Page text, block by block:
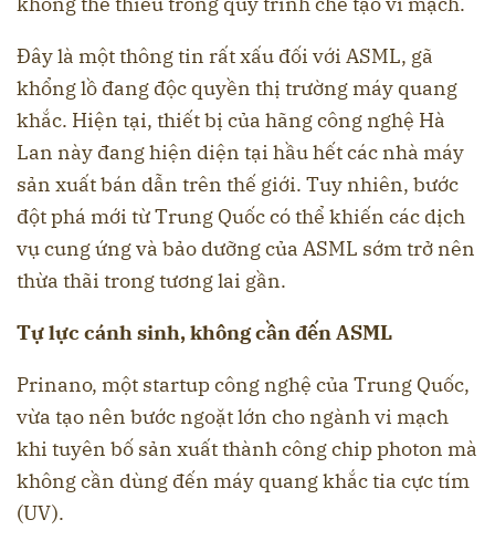
Đây là một thông tin rất xấu đối với ASML, gã
khổng lồ đang độc quyền thị trường máy quang
khắc. Hiện tại, thiết bị của hãng công nghệ Hà
Lan này đang hiện diện tại hầu hết các nhà máy
sản xuất bán dẫn trên thế giới. Tuy nhiên, bước
đột phá mới từ Trung Quốc có thể khiến các dịch
vụ cung ứng và bảo dưỡng của ASML sớm trở nên
thừa thãi trong tương lai gần.
Tự lực cánh sinh, không cần đến ASML
Prinano, một startup công nghệ của Trung Quốc,
vừa tạo nên bước ngoặt lớn cho ngành vi mạch
khi tuyên bố sản xuất thành công chip photon mà
không cần dùng đến máy quang khắc tia cực tím
(UV).